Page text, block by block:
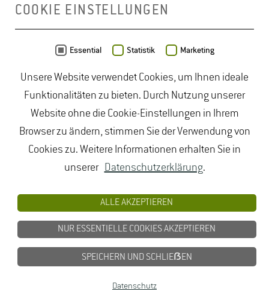
Modeling (BIM) - A New Approach in Landscape
Architecture. Klaipeda State College S. 232 - 237.
Modeling (BIM) - A New Approach in Landscape
Architecture. Klaipeda, Lithuania Klaipeda State
College S. 232 - 237.
OpenStreetMap- Veröffentlicht unterODbL
duales Studium Gartenbau| Gartenbau Studium|
Lebensmittelrecht Studium|Lebensmittelsicherheit
Studium| Naturschutz Studium|Oenologie
Studium| Studiengang Logistik|Studiengänge
Lebensmittel |Studiengänge Natur| Studiengänge
Studium Landschaftsarchitektur
Studium Lebensmittel|Studium
Lebensmittelsicherheit|Studium Logistik|Studium
Studium Naturschutz|Studium
COOKIE EINSTELLUNGEN
Essential Statistik Marketing
Unsere Website verwendet Cookies, um Ihnen ideale
Funktionalitäten zu bieten. Durch Nutzung unserer
Website ohne die Cookie-Einstellungen in Ihrem
Browser zu ändern, stimmen Sie der Verwendung von
Cookies zu. Weitere Informationen erhalten Sie in
unserer Datenschutzerklärung.
ALLE AKZEPTIEREN
NUR ESSENTIELLE COOKIES AKZEPTIEREN
SPEICHERN UND SCHLIEẞEN
Datenschutz